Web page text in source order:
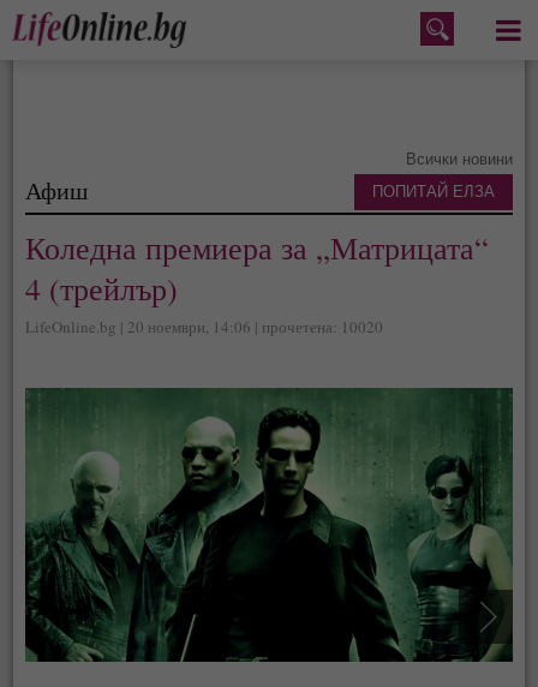
Меню
Всички новини
Афиш
Коледна премиера за „Матрицата“
4 (трейлър)
LifeOnline.bg | 20 ноември, 14:06 | прочетена: 10020
ПОПИТАЙ ЕЛЗА